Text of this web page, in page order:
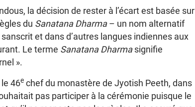
la décision de rester à l’écart est basée sur
du Sanatana Dharma– un nom alternatif
et dans d’autres langues indiennes aux
Le terme Sanatana Dharmasignifie
».
46echef du monastère de Jyotish Peeth, dans
pas participer à la cérémonie puisque le